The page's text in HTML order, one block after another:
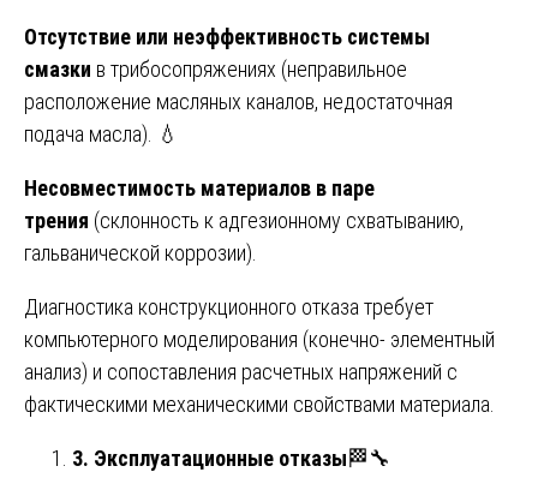
Отсутствие или неэффективность системы
смазки в трибосопряжениях (неправильное
расположение масляных каналов, недостаточная
подача масла). 💧
Несовместимость материалов в паре
трения (склонность к адгезионному схватыванию,
гальванической коррозии).
Диагностика конструкционного отказа требует
компьютерного моделирования (конечно- элементный
анализ) и сопоставления расчетных напряжений с
фактическими механическими свойствами материала.
3. Эксплуатационные отказы🏁🔧